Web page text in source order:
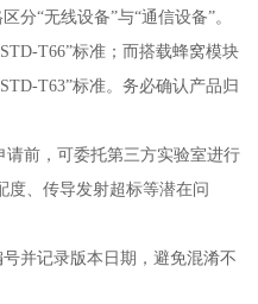
分“无线设备”与“通信设备”。
T66”标准；而搭载蜂窝模块
T63”标准。务必确认产品归
请前，可委托第三方实验室进行
度、传导发射超标等潜在问
并记录版本日期，避免混淆不